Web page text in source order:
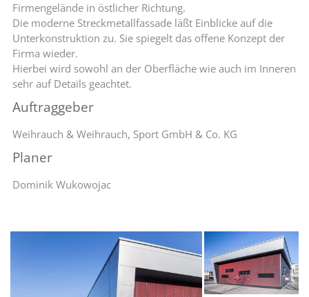
Firmengelände in östlicher Richtung.
Die moderne Streckmetallfassade läßt Einblicke auf die
Unterkonstruktion zu. Sie spiegelt das offene Konzept der
Firma wieder.
Hierbei wird sowohl an der Oberfläche wie auch im Inneren
sehr auf Details geachtet.
Auftraggeber
Weihrauch & Weihrauch, Sport GmbH & Co. KG
Planer
Dominik Wukowojac